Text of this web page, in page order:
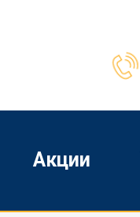
Акции